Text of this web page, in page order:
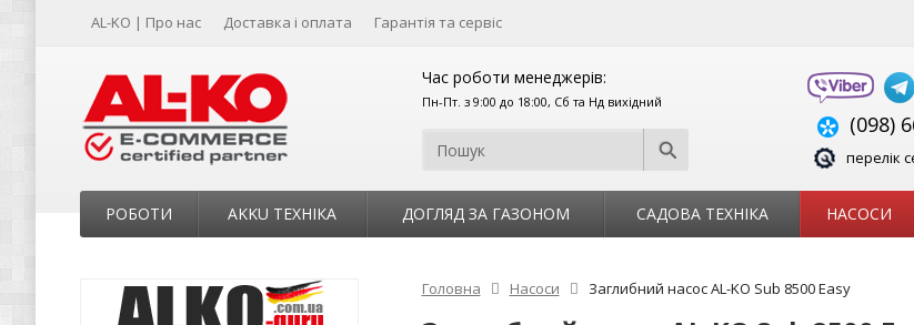
AL-KO | Про нас Доставка і оплата Гарантія та сервіс
Час роботи менеджерів:
Пн-Пт. з 9:00 до 18:00, Сб та Нд вихідний
(098)
перелік
РОБОТИ AKKU ТЕХНІКА ДОГЛЯД ЗА ГАЗОНОМ САДОВА ТЕХНІКА НАСОСИ
Головна Насоси Заглибний насос AL-KO Sub 8500 Easy